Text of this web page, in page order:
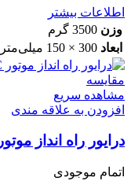
اطلاعات بیشتر
وزن 3500 گرم
ابعاد 300 × 150 میلی‌متر
مقایسه
مشاهده سریع
افزودن به علاقه مندی
درایور راه انداز موتور 220V DC مدل (polyspede)
اتمام موجودی